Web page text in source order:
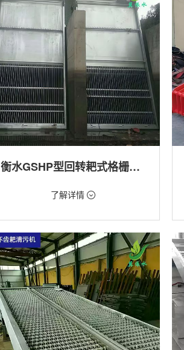
衡水GSHP型回转耙式格栅清污机
价格：1.18万/台
机,回转式清污机
用途：泵站,污水处理,水电站,自来水厂,渠道,河
道,防洪排涝
了解详情